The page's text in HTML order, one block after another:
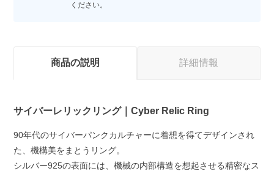
ください。
商品の説明 詳細情報
サイバーレリックリング｜Cyber Relic Ring
90年代のサイバーパンクカルチャーに着想を得てデザインされ
た、機構美をまとうリング。
シルバー925の表面には、機械の内部構造を想起させる精密なス